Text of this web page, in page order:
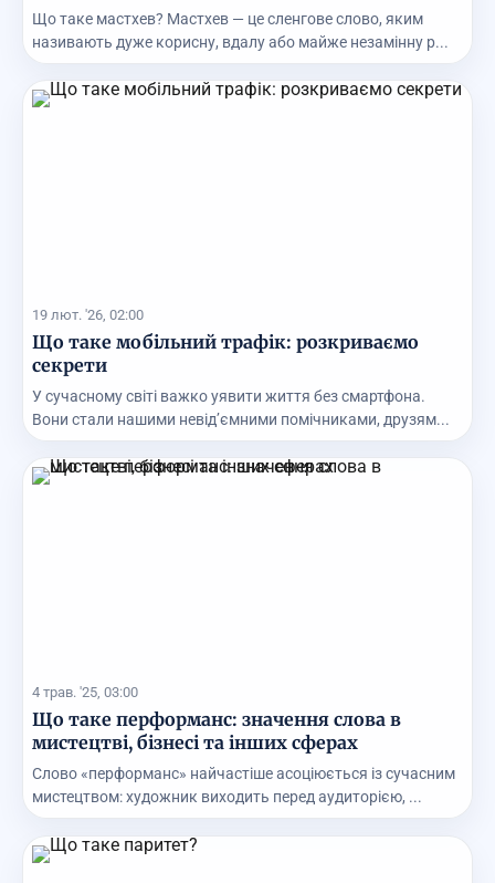
Що таке мастхев? Мастхев — це сленгове слово, яким
називають дуже корисну, вдалу або майже незамінну р...
19 лют. '26, 02:00
Що таке мобільний трафік: розкриваємо
секрети
У сучасному світі важко уявити життя без смартфона.
Вони стали нашими невід’ємними помічниками, друзям...
4 трав. '25, 03:00
Що таке перформанс: значення слова в
мистецтві, бізнесі та інших сферах
Слово «перформанс» найчастіше асоціюється із сучасним
мистецтвом: художник виходить перед аудиторією, ...